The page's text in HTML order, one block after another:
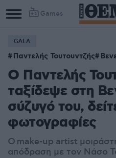
Games
GALA
Παντελής Τουτουντζής
Ο Παντελής
ταξίδεψε στη
σύζυγό του,
φωτογραφίες
Ο make-up artist
απόδραση με τον Νάσο